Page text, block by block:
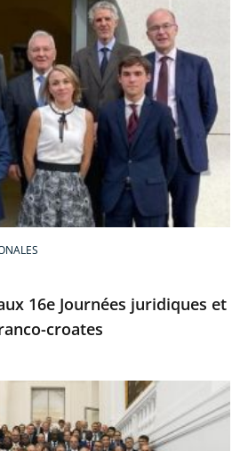
16e Journées juridiques et
croates